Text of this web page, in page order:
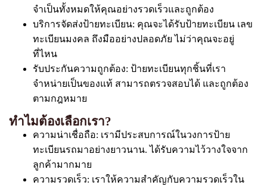
จำเป็นทั้งหมดให้คุณอย่างรวดเร็วและถูกต้อง
บริการจัดส่งป้ายทะเบียน: คุณจะได้รับป้ายทะเบียน เลข
ทะเบียนมงคล ถึงมืออย่างปลอดภัย ไม่ว่าคุณจะอยู่
ที่ไหน
รับประกันความถูกต้อง: ป้ายทะเบียนทุกชิ้นที่เรา
จำหน่ายเป็นของแท้ สามารถตรวจสอบได้ และถูกต้อง
ตามกฎหมาย
ทำไมต้องเลือกเรา?
ความน่าเชื่อถือ: เรามีประสบการณ์ในวงการป้าย
ทะเบียนรถมาอย่างยาวนาน. ได้รับความไว้วางใจจาก
ลูกค้ามากมาย
ความรวดเร็ว: เราให้ความสำคัญกับความรวดเร็วใน